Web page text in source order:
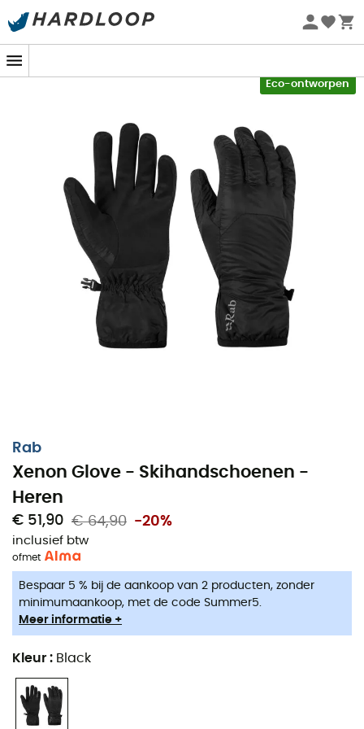
Zomeraanbiedingen 🔥 -5% EXTRA vanaf 2 producten* met
Eco-ontworpen
Rab
Xenon Glove - Skihandschoenen -
Heren
€ 51,90 € 64,90 -20%
inclusief btw
ofmet
Bespaar 5 % bij de aankoop van 2 producten, zonder
minimumaankoop, met de code Summer5.
Meer informatie +
Kleur : Black
DeXenon Gloves, ontworpen doorRab, zijn
skihandschoenen
mannen , ideaal om u
maximale warmte te bieden tijdens uw dagen
ski-alpinisme. Dankzij hunPrimaLoft® Gold-isolatie zijn
deXenon Gloves
Gloveseen nylon bemberg microfleece voering, zacht
en aangenaam aanvoelend, wat u maximaal comfort